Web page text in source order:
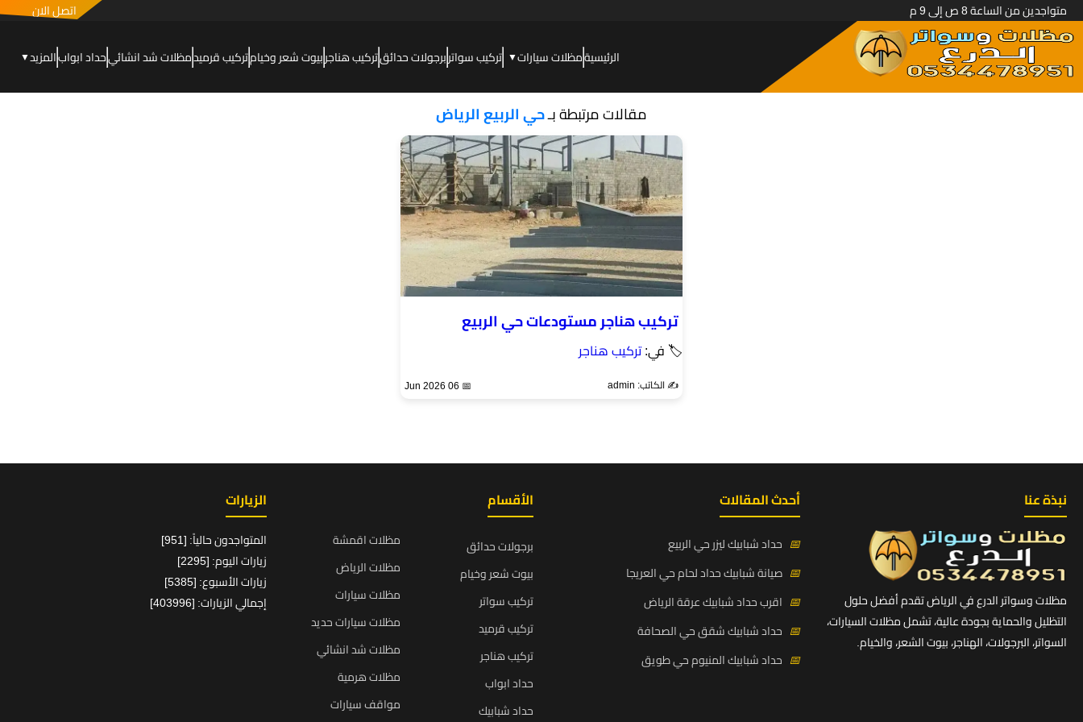
متواجدين من الساعة 8 ص إلى 9 م اتصل الان
الرئيسيةمظلات سيارات▼ تركيب سواتربرجولات حدائقتركيب هناجربيوت شعر وخيامتركيب قرميدمظلات شد انشائيحداد ابوابالمزيد▼
مقالات مرتبطة بـحي الربيع الرياض
تركيب هناجر مستودعات حي الربيع
🏷 في:تركيب هناجر
✍️ الكاتب: admin 📅 06 Jun 2026
نبذة عنا
مظلات وسواتر الدرع في الرياض تقدم أفضل حلول
التظليل والحماية بجودة عالية، تشمل مظلات السيارات،
السواتر، البرجولات، الهناجر، بيوت الشعر، والخيام.
أحدث المقالات
📅 حداد شبابيك ليزر حي الربيع
📅 صيانة شبابيك حداد لحام حي العريجا
📅 اقرب حداد شبابيك عرقة الرياض
📅 حداد شبابيك شقق حي الصحافة
📅 حداد شبابيك المنيوم حي طويق
الأقسام
برجولات حدائق
بيوت شعر وخيام
تركيب سواتر
تركيب قرميد
تركيب هناجر
حداد ابواب
حداد شبابيك
مظلات اقمشة
مظلات الرياض
مظلات سيارات
مظلات سيارات حديد
مظلات شد انشائي
مظلات هرمية
مواقف سيارات
الزيارات
المتواجدون حالياً: [951]
زيارات اليوم: [2295]
زيارات الأسبوع: [5385]
إجمالي الزيارات: [403996]